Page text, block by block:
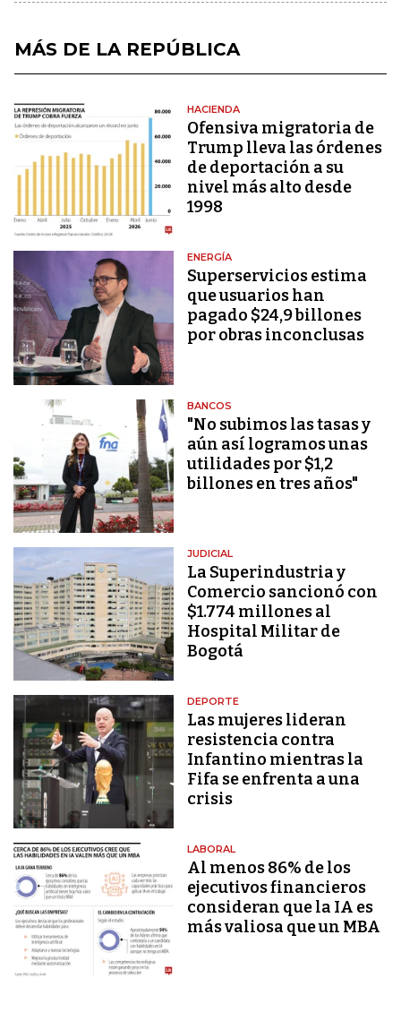
MÁS DE LA REPÚBLICA
HACIENDA
Ofensiva migratoria de
Trump lleva las órdenes
de deportación a su
nivel más alto desde
1998
ENERGÍA
Superservicios estima
que usuarios han
pagado $24,9 billones
por obras inconclusas
BANCOS
"No subimos las tasas y
aún así logramos unas
utilidades por $1,2
billones en tres años"
JUDICIAL
La Superindustria y
Comercio sancionó con
$1.774 millones al
Hospital Militar de
Bogotá
DEPORTE
Las mujeres lideran
resistencia contra
Infantino mientras la
Fifa se enfrenta a una
crisis
LABORAL
Al menos 86% de los
ejecutivos financieros
consideran que la IA es
más valiosa que un MBA